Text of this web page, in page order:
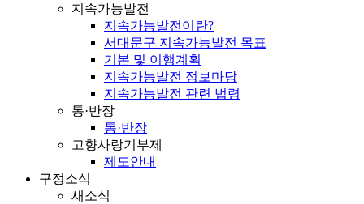
지속가능발전
지속가능발전이란?
서대문구 지속가능발전 목표
기본 및 이행계획
지속가능발전 정보마당
지속가능발전 관련 법령
통·반장
통·반장
고향사랑기부제
제도안내
구정소식
새소식